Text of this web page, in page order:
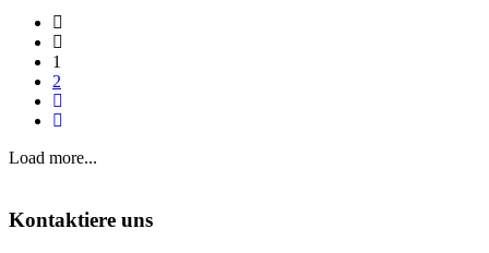
1
2
Load more...
Kontaktiere uns